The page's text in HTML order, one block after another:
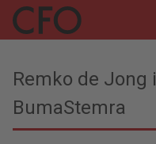
Remko de Jong
BumaStemra